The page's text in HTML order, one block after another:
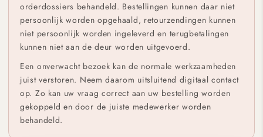
orderdossiers behandeld. Bestellingen kunnen daar niet
persoonlijk worden opgehaald, retourzendingen kunnen
niet persoonlijk worden ingeleverd en terugbetalingen
kunnen niet aan de deur worden uitgevoerd.
Een onverwacht bezoek kan de normale werkzaamheden
juist verstoren. Neem daarom uitsluitend digitaal contact
op. Zo kan uw vraag correct aan uw bestelling worden
gekoppeld en door de juiste medewerker worden
behandeld.